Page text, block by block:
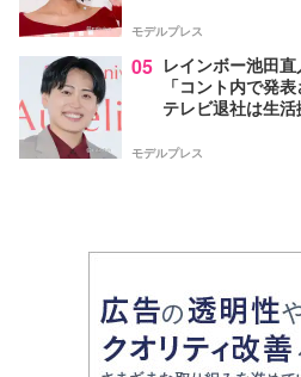
モデルプレス
05 レインボー池田
「コント内で発
テレビ退社は生
モデルプレス